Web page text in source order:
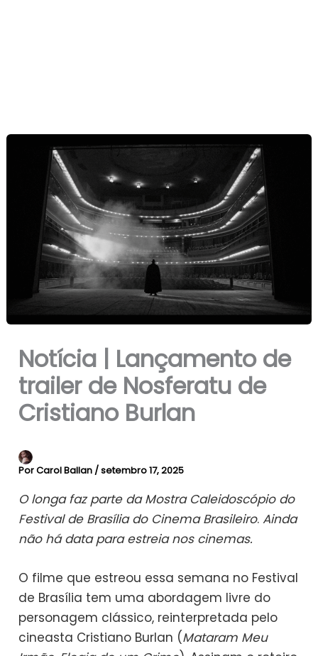
Notícia | Lançamento de
trailer de Nosferatu de
Cristiano Burlan
PorCarol Ballan /setembro 17, 2025
O longa faz parte da Mostra Caleidoscópio do
Festival de Brasília do Cinema Brasileiro.Ainda
não há data para estreia nos cinemas.
O filme que estreou essa semana no Festival
de Brasília tem uma abordagem livre do
personagem clássico, reinterpretada pelo
cineasta Cristiano Burlan (Mataram Meu